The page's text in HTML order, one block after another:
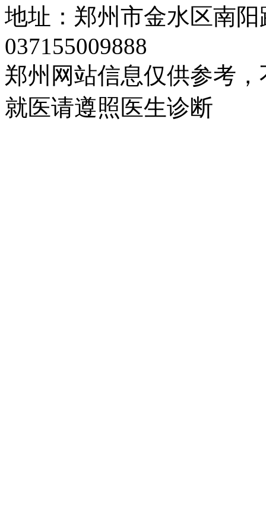
地址：郑州市金水区南
037155009888
郑州网站信息仅供参考
就医请遵照医生诊断